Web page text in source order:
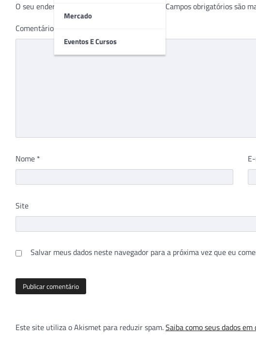
Mercado
Eventos E Cursos
O seu endereço de e-mail não será publicado. Campos obrigatórios são
Comentário
Nome *
Site
Salvar meus dados neste navegador para a próxima vez que eu
Este site utiliza o Akismet para reduzir spam.Saiba como seus dados